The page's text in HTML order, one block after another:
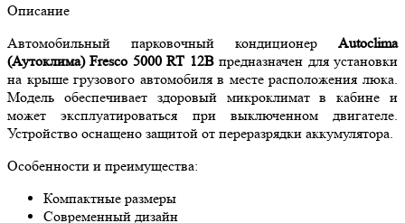
Описание
Автомобильный парковочный кондиционер Autoclima
(Аутоклима)Fresco 5000 RT 12Впредназначен для установки
на крыше грузового автомобиля в месте расположения люка.
Модель обеспечивает здоровый микроклимат в кабине и
может эксплуатироваться при выключенном двигателе.
Устройство оснащено защитой от переразрядки аккумулятора.
Особенности и преимущества:
Компактные размеры
Современный дизайн